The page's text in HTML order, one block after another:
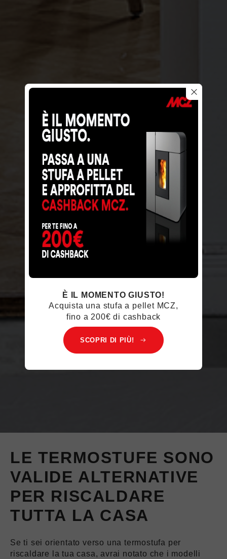
LE TERMOSTUFE SONO
VALIDE ALTERNATIVE
PER RISCALDARE
TUTTA LA CASA
Se ti sei orientato verso una termostufa per
riscaldare la tua casa, avrai notato che i modelli
È IL MOMENTO GIUSTO!
Acquista una stufa a pellet MCZ,
fino a 200€ di cashback
SCOPRI DI PIÙ!